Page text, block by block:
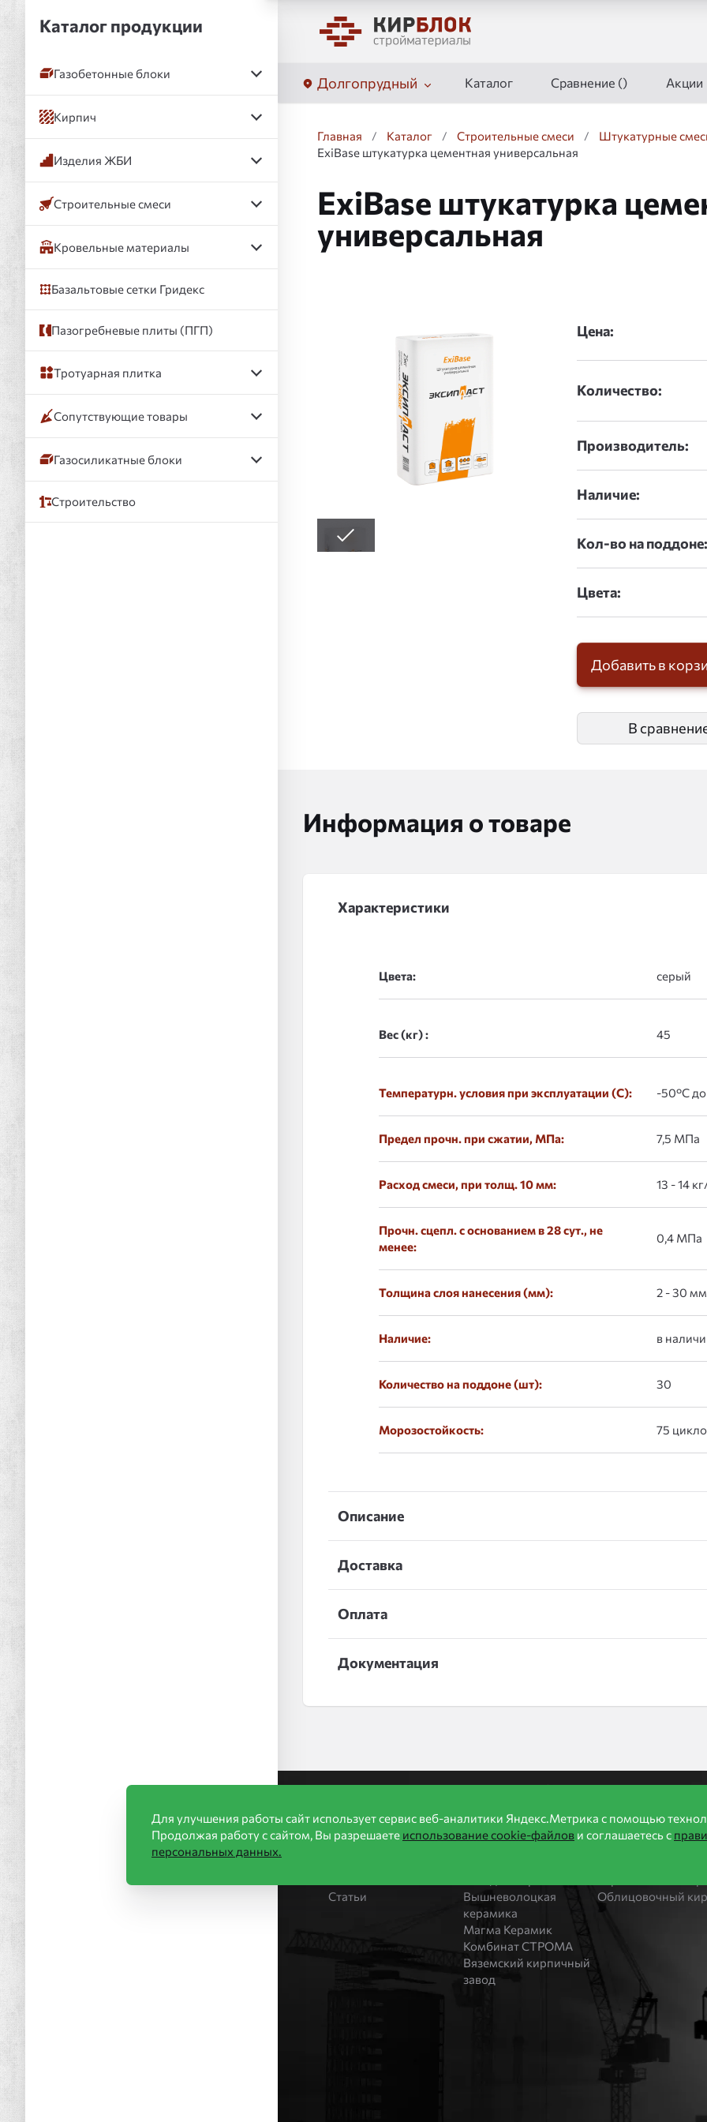
Долгопрудный Каталог Сравнение () Акции
Главная / Каталог / Строительные смеси /
Штукатурные
ExiBase штукатурка цементная универсальная
ExiBase штукатурка
универсальная
Цена:
Количество:
Производитель:
Наличие:
Кол-во на
Цвета:
Добавить в
В
Информация о товаре
Характеристики
Цвета:
Вес (кг) :
Температурн. условия при эксплуатации (С): -50°С
Предел прочн. при сжатии, МПа: 7,5 МПа
Расход смеси, при толщ. 10 мм: 13 - 14
Прочн. сцепл. с основанием в 28 сут., не
менее:
0,4 МПа
Толщина слоя нанесения (мм): 2 - 30 мм
Наличие: в
Количество на поддоне (шт): 30
Морозостойкость: 75
Описание
Доставка
Оплата
Документация
Информация
Акции
Статьи
Производители
Вышневолоцкая
керамика
Магма Керамик
Комбинат СТРОМА
Вяземский кирпичный
завод
Продукция
Облицовочный
Каталог продукции
Газобетонные блоки
Кирпич
Изделия ЖБИ
Строительные смеси
Кровельные материалы
Базальтовые сетки Гридекс
Пазогребневые плиты (ПГП)
Тротуарная плитка
Сопутствующие товары
Газосиликатные блоки
Строительство
Для улучшения работы сайт использует сервис веб-аналитики Яндекс.Метрика с помощью
Продолжая работу с сайтом, Вы разрешаете использование cookie-файлов и соглашаетесь с
персональных данных.